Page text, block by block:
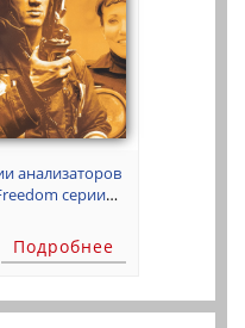
анализаторов
Подробнее